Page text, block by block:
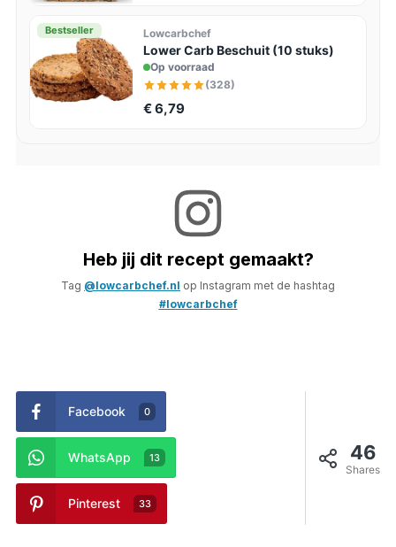
Bestseller Lowcarbchef
Lower Carb Beschuit (10 stuks)
Op voorraad
(328)
€ 6,79
Heb jij dit recept gemaakt?
Tag @lowcarbchef.nl op Instagram met de hashtag
#lowcarbchef
46
Shares
Facebook 0
WhatsApp 13
Pinterest 33